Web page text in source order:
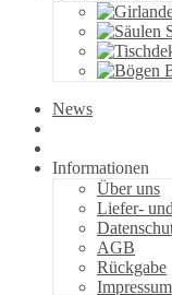
News
Informationen
Über uns
Liefer-
AGB
Rückgabe
Impressum